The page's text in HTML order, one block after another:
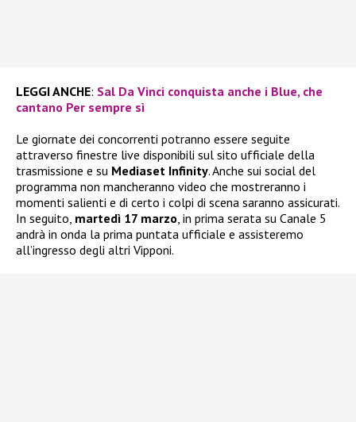
LEGGI ANCHE: Sal Da Vinci conquista anche i Blue, che
cantano Per sempre sì
Le giornate dei concorrenti potranno essere seguite
attraverso finestre live disponibili sul sito ufficiale della
trasmissione e su Mediaset Infinity. Anche sui social del
programma non mancheranno video che mostreranno i
momenti salienti e di certo i colpi di scena saranno assicurati.
In seguito, martedì 17 marzo , in prima serata su Canale 5
andrà in onda la prima puntata ufficiale e assisteremo
all’ingresso degli altri Vipponi.